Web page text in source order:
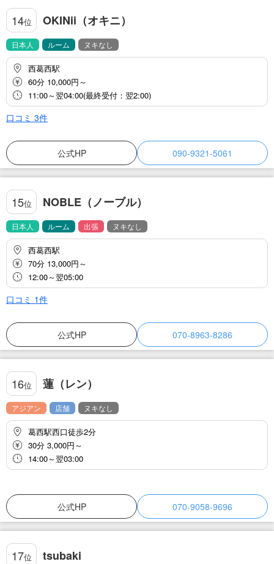
14位 OKINii（オキニ）
日本人 ルーム ヌキなし
西葛西駅
60分 10,000円～
11:00～翌04:00(最終受付：翌2:00)
口コミ 3件
公式HP 090-9321-5061
15位 NOBLE（ノーブル）
日本人 ルーム 出張 ヌキなし
西葛西駅
70分 13,000円～
12:00～翌05:00
口コミ 1件
公式HP 070-8963-8286
16位 蓮（レン）
アジアン 店舗 ヌキなし
葛西駅西口徒歩2分
30分 3,000円～
14:00～翌03:00
公式HP 070-9058-9696
17位 tsubaki